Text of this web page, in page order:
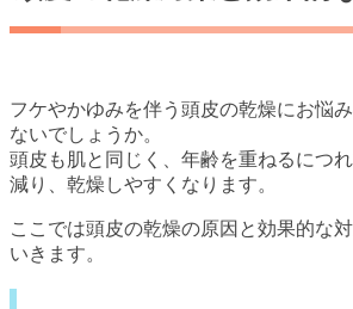
フケやかゆみを伴う頭皮の乾燥にお悩
ないでしょうか。
頭皮も肌と同じく、年齢を重ねるにつ
減り、乾燥しやすくなります。
ここでは頭皮の乾燥の原因と効果的な
いきます。